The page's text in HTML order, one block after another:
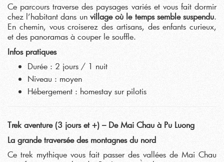
Ce parcours traverse des paysages variés et vous fait dormir
chez l’habitant dans un village où le temps semble suspendu.
En chemin, vous croiserez des artisans, des enfants curieux,
et des panoramas à couper le souffle.
Infos pratiques
Durée : 2 jours / 1 nuit
Niveau : moyen
Hébergement : homestay sur pilotis
Trek aventure (3 jours et +) – De Mai Chau à Pu Luong
La grande traversée des montagnes du nord
Ce trek mythique vous fait passer des vallées de Mai Chau